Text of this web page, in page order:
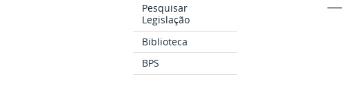
Pesquisar
Legislação
Biblioteca
BPS